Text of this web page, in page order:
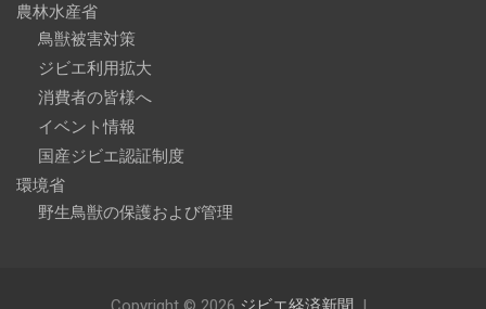
農林水産省
鳥獣被害対策
ジビエ利用拡大
消費者の皆様へ
イベント情報
国産ジビエ認証制度
環境省
野生鳥獣の保護および管理